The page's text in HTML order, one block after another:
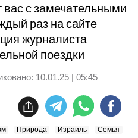
вас с замечательными
раз на сайте
журналиста
поездки
10.01.25 | 05:45
Природа Израиль Семья